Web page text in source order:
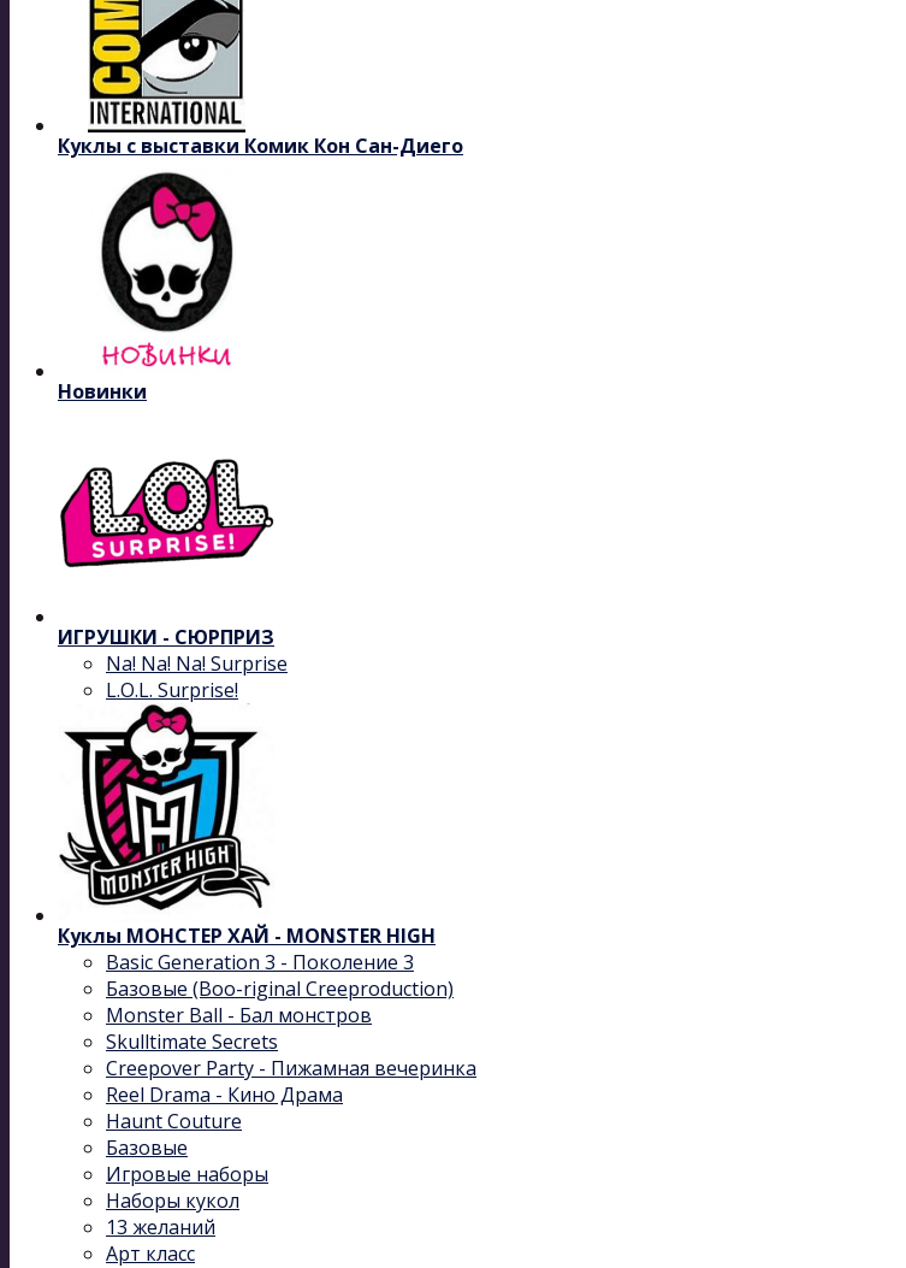
Куклы с выставки Комик Кон Сан-Диего
Новинки
ИГРУШКИ - СЮРПРИЗ
Na! Na! Na! Surprise
L.O.L. Surprise!
Куклы МОНСТЕР ХАЙ - MONSTER HIGH
Basic Generation 3 - Поколение 3
Базовые (Boo-riginal Creeproduction)
Monster Ball - Бал монстров
Skulltimate Secrets
Creepover Party - Пижамная вечеринка
Reel Drama - Кино Драма
Haunt Couture
Базовые
Игровые наборы
Наборы кукол
13 желаний
Арт класс